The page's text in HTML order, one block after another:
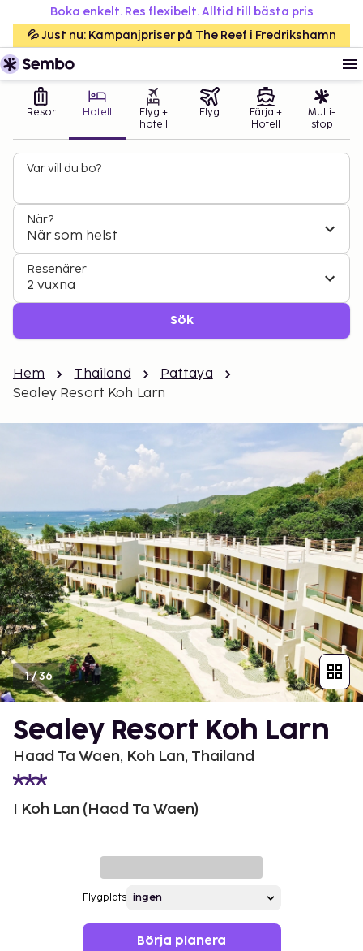
Boka enkelt. Res flexibelt. Alltid till bästa pris
💦 Just nu: Kampanjpriser på The Reef i Fredrikshamn
Resor Hotell
Flyg +
hotell
Flyg
Färja +
Hotell
Multi-
stop
Var vill du bo?
När?
När som helst
Resenärer
2 vuxna
Sök
Hem Thailand
Pattaya
Sealey Resort Koh Larn
1/36
Sealey Resort Koh Larn
Haad Ta Waen, Koh Lan, Thailand
I Koh Lan (Haad Ta Waen)
Flygplats
Börja planera